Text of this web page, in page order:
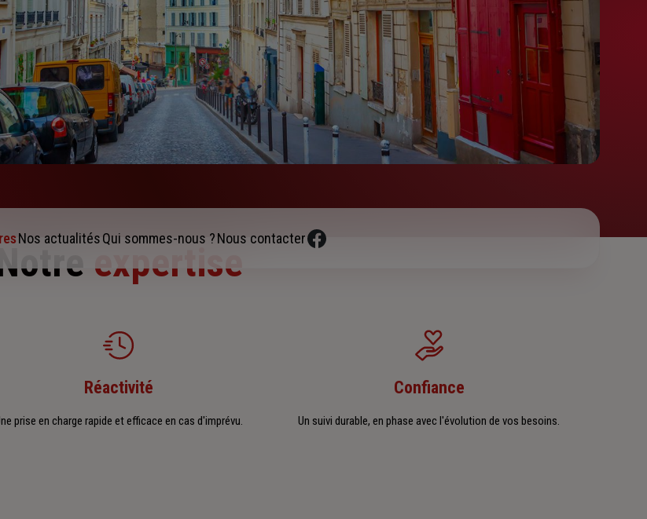
Nos actualitésQui sommes-nous ?Nous contacter
expertise
Réactivité
prise en charge rapide et efficace en cas d'imprévu.
Confiance
Un suivi durable, en phase avec l'évolution de vos besoins.